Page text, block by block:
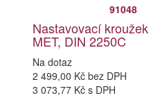
91048
Nastavovací
MET, DIN 2250C
Na dotaz
2 499,00 Kč bez DPH
3 073,77 Kč s DPH